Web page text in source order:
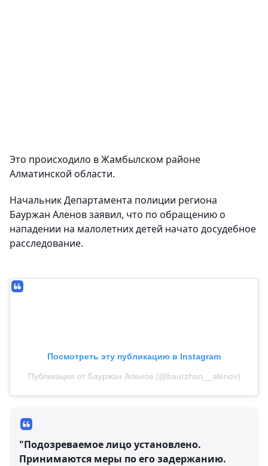
Это происходило в Жамбылском районе
Алматинской области.
Начальник Департамента полиции региона
Бауржан Аленов заявил, что по обращению о
нападении на малолетних детей начато досудебное
расследование.
Посмотреть эту публикацию в Instagram
Публикация от Бауржан Аленов (@baurzhan__alenov)
"Подозреваемое лицо установлено.
Принимаются меры по его задержанию.